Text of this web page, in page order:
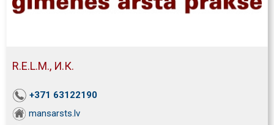
R.E.L.M., И.К.
+371 63122190
mansarsts.lv